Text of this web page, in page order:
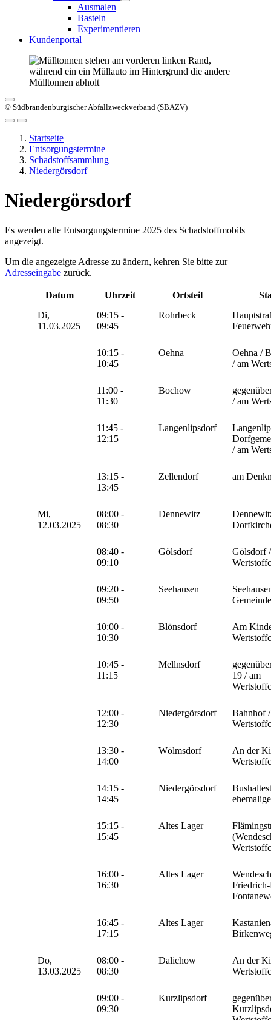
Ausmalen
Basteln
Experimentieren
Kundenportal
© Südbrandenburgischer Abfallzweckverband (SBAZV)
Startseite
Entsorgungstermine
Schadstoffsammlung
Niedergörsdorf
Niedergörsdorf
Es werden alle Entsorgungstermine 2025 des Schadstoffmobils
angezeigt.
Um die angezeigte Adresse zu ändern, kehren Sie bitte zur
Adresseingabe zurück.
Datum Uhrzeit Ortsteil
Di,
11.03.2025
09:15 -
09:45
Rohrbeck
10:15 -
10:45
Oehna
Oehna /
/ am
11:00 -
11:30
Bochow
/ am
11:45 -
12:15
Langenlipsdorf
/ am
13:15 -
13:45
Zellendorf am
Mi,
12.03.2025
08:00 -
08:30
Dennewitz
08:40 -
09:10
Gölsdorf
Gölsdorf
09:20 -
09:50
Seehausen
Gemeinde
10:00 -
10:30
Blönsdorf
Am
10:45 -
11:15
Mellnsdorf
19 / am
12:00 -
12:30
Niedergörsdorf
Bahnhof
13:30 -
14:00
Wölmsdorf
An der
14:15 -
14:45
Niedergörsdorf
15:15 -
15:45
Altes Lager
16:00 -
16:30
Altes Lager
Friedrich-
16:45 -
17:15
Altes Lager
Do,
13.03.2025
08:00 -
08:30
Dalichow
An der
09:00 -
09:30
Kurzlipsdorf